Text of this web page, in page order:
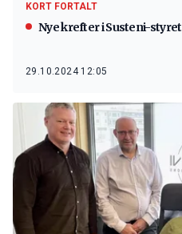
KORT FORTALT
Nye krefter i Susteni-styret
29.10.2024 12:05